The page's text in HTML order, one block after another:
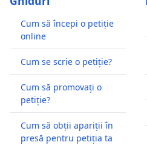
Cum să începi o petiție
online
Cum se scrie o petiție?
Cum să promovați o
petiție?
Cum să obții apariții în
presă pentru petiția ta